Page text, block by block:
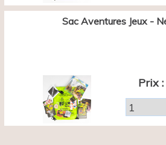
Sac Aventures Jeux -
Prix :